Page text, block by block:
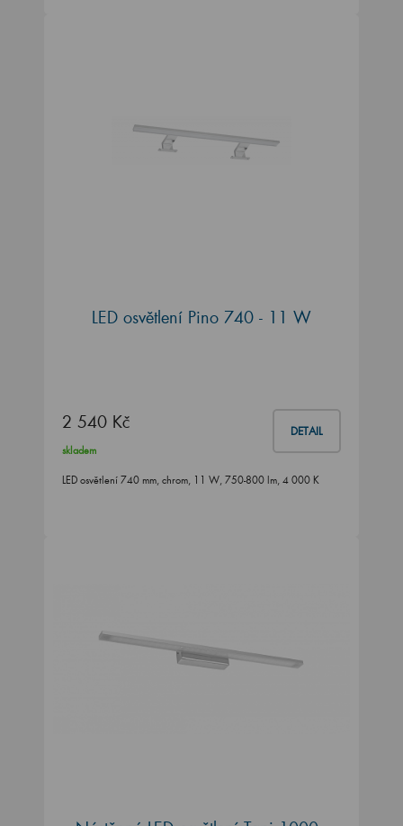
LED osvětlení Pino 740 - 11 W
2 540 Kč DETAIL
skladem
LED osvětlení 740 mm, chrom, 11 W, 750-800 lm, 4 000 K